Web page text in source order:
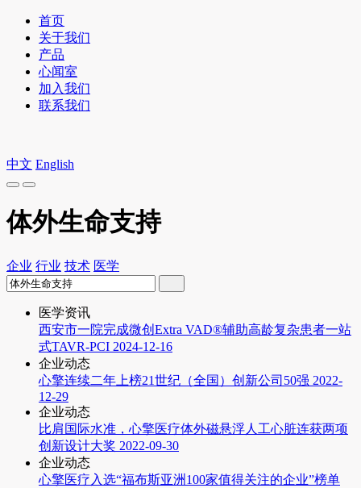
首页
关于我们
产品
心闻室
加入我们
联系我们
中文 English
体外生命支持
企业 行业 技术 医学
医学资讯
西安市一院完成微创Extra VAD®辅助高龄复杂患者一站
式TAVR-PCI 2024-12-16
企业动态
心擎连续二年上榜21世纪（全国）创新公司50强 2022-
12-29
企业动态
比肩国际水准，心擎医疗体外磁悬浮人工心脏连获两项
创新设计大奖 2022-09-30
企业动态
心擎医疗入选“福布斯亚洲100家值得关注的企业”榜单